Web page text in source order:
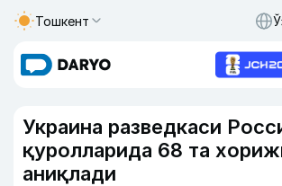
Тошкент
Украина разведкаси
қуролларида 68 та
аниқлади